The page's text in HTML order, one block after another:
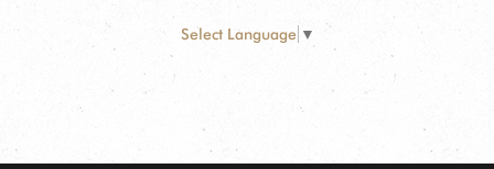
Select Language ▼